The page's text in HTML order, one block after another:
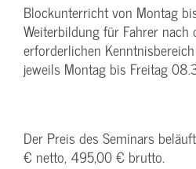
Blockunterricht von Montag
Weiterbildung für Fahrer nach
erforderlichen
jeweils Montag bis Freitag
Der Preis des Seminars
€ netto, 495,00 € brutto.